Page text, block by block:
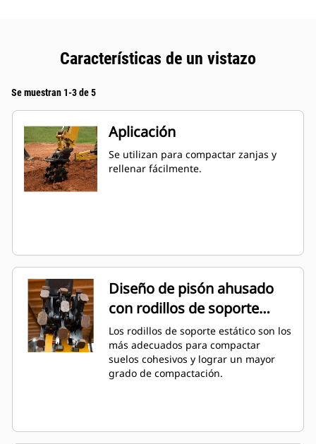
Características de un vistazo
Se muestran 1-3 de 5
Aplicación
Se utilizan para compactar zanjas y
rellenar fácilmente.
Diseño de pisón ahusado
con rodillos de soporte
estático
Los rodillos de soporte estático son los
más adecuados para compactar
suelos cohesivos y lograr un mayor
grado de compactación.